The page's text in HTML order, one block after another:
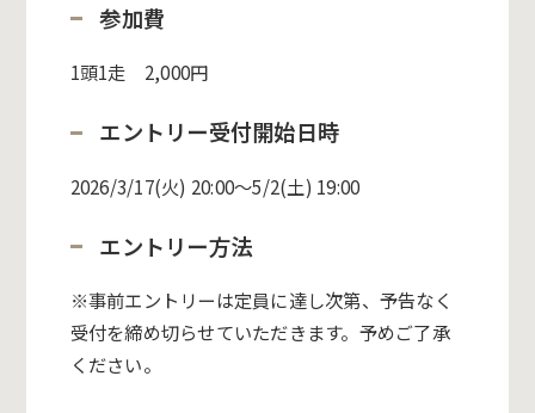
参加費
1頭1走 2,000円
エントリー受付開始日時
2026/3/17(火) 20:00～5/2(土) 19:00
エントリー方法
※事前エントリーは定員に達し次第、予告なく
受付を締め切らせていただきます。予めご了承
ください。